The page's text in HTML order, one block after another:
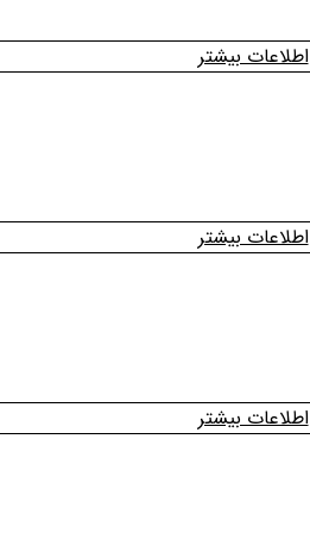
اطلاعات بیشتر
اطلاعات بیشتر
اطلاعات بیشتر